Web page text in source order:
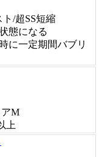
/超SS短縮
態になる
に一定期間バブリ
M
上